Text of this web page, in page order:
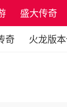
盛大传奇
奇 火龙版